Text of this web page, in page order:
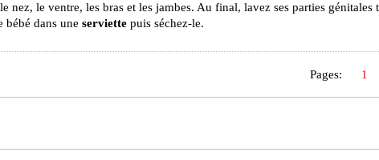
le ventre, les bras et les jambes. Au final, lavez ses parties génitales
dans une serviette puis séchez-le.
Pages: 1